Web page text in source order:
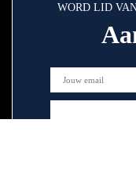
WORD LID